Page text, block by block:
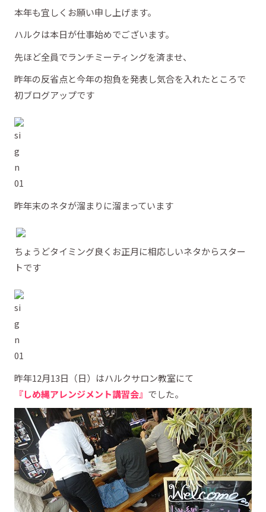
本年も宜しくお願い申し上げます。
ハルクは本日が仕事始めでございます。
先ほど全員でランチミーティングを済ませ、
昨年の反省点と今年の抱負を発表し気合を入れたところで
初ブログアップです
昨年末のネタが溜まりに溜まっています
ちょうどタイミング良くお正月に相応しいネタからスター
トです
昨年12月13日（日）はハルクサロン教室にて
『しめ縄アレンジメント講習会』 でした。